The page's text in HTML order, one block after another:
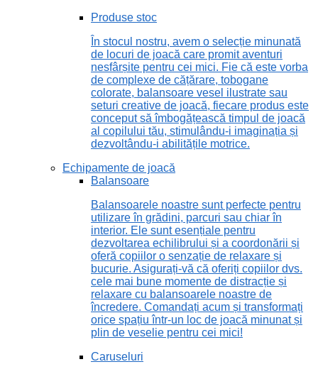
Produse stoc
În stocul nostru, avem o selecție minunată
de locuri de joacă care promit aventuri
nesfârșite pentru cei mici. Fie că este vorba
de complexe de cățărare, tobogane
colorate, balansoare vesel ilustrate sau
seturi creative de joacă, fiecare produs este
conceput să îmbogățească timpul de joacă
al copilului tău, stimulându-i imaginația și
dezvoltându-i abilitățile motrice.
Echipamente de joacă
Balansoare
Balansoarele noastre sunt perfecte pentru
utilizare în grădini, parcuri sau chiar în
interior. Ele sunt esențiale pentru
dezvoltarea echilibrului și a coordonării și
oferă copiilor o senzație de relaxare și
bucurie. Asigurați-vă că oferiți copiilor dvs.
cele mai bune momente de distracție și
relaxare cu balansoarele noastre de
încredere. Comandați acum și transformați
orice spațiu într-un loc de joacă minunat și
plin de veselie pentru cei mici!
Caruseluri